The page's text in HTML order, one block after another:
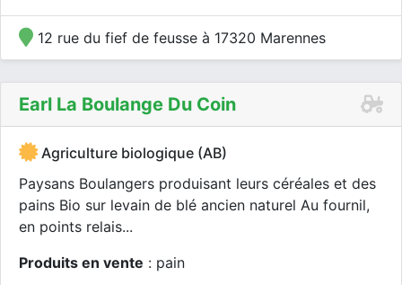
12 rue du fief de feusse à 17320 Marennes
Earl La Boulange Du Coin
Agriculture biologique (AB)
Paysans Boulangers produisant leurs céréales et des
pains Bio sur levain de blé ancien naturel Au fournil,
en points relais...
Produits en vente : pain